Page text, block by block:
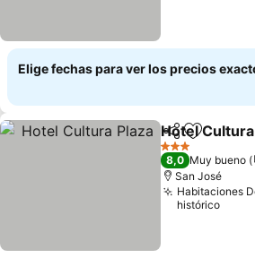
Elige fechas para ver los precios
Compartir
Agregar
Hotel
3 Estrellas
8,0 Muy bueno
San José
Habitaciones
histórico